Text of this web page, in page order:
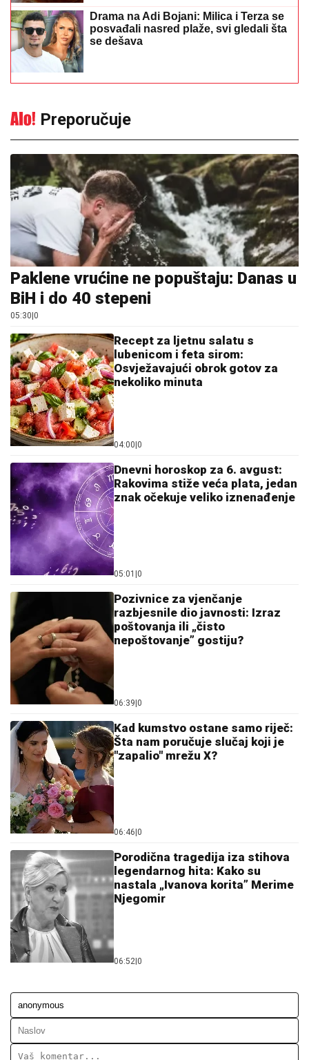
Drama na Adi Bojani: Milica i Terza se
posvađali nasred plaže, svi gledali šta
se dešava
Preporučuje
Paklene vrućine ne popuštaju: Danas u
BiH i do 40 stepeni
05:30|0
Recept za ljetnu salatu s
lubenicom i feta sirom:
Osvježavajući obrok gotov za
nekoliko minuta
04:00|0
Dnevni horoskop za 6. avgust:
Rakovima stiže veća plata, jedan
znak očekuje veliko iznenađenje
05:01 |0
Pozivnice za vjenčanje
razbjesnile dio javnosti: Izraz
poštovanja ili „čisto
nepoštovanje” gostiju?
06:39|0
Kad kumstvo ostane samo riječ:
Šta nam poručuje slučaj koji je
"zapalio" mrežu X?
06:46|0
Porodična tragedija iza stihova
legendarnog hita: Kako su
nastala „Ivanova korita” Merime
Njegomir
06:52|0